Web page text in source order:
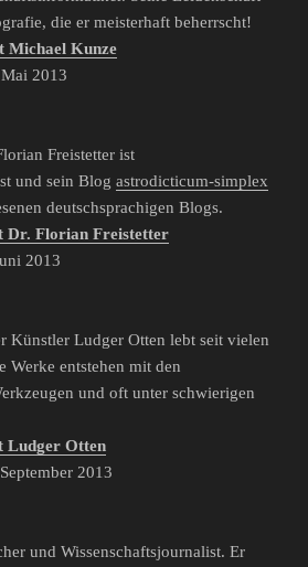
die er meisterhaft beherrscht!
Michael Kunze
2013
Freistetter ist
und sein Blogastrodicticum-simplex
deutschsprachigen Blogs.
Dr. Florian Freistetter
2013
Künstler Ludger Otten lebt seit vielen
Werke entstehen mit den
und oft unter schwierigen
Ludger Otten
2013
und Wissenschaftsjournalist. Er